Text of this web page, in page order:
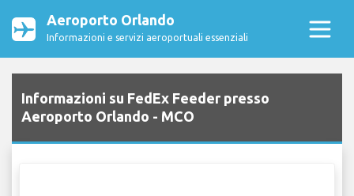
Aeroporto Orlando
Informazioni e servizi aeroportuali essenziali
Informazioni su FedEx Feeder presso
Aeroporto Orlando - MCO